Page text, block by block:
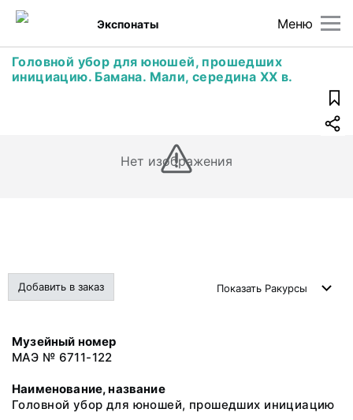
Меню
Экспонаты
Головной убор для юношей, прошедших
инициацию. Бамана. Мали, середина XX в.
Нет изображения
Добавить в заказ Показать Ракурсы
Музейный номер
МАЭ № 6711-122
Наименование, название
Головной убор для юношей, прошедших инициацию